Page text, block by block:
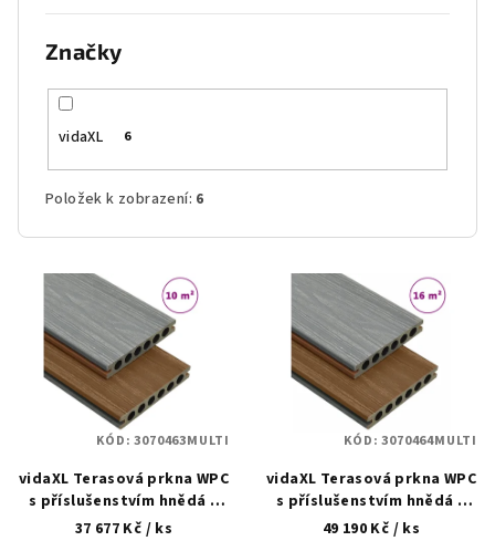
Značky
vidaXL 6
Položek k zobrazení: 6
o
vidaXL Terasová prkna WPC
s příslušenstvím hnědá a
šedá 10 m² 2,2 m
37 677 Kč / ks
KÓD:3070463MULTI
vidaXL Terasová prkna WPC
s příslušenstvím hnědá a
šedá 16 m² 2,2 m
49 190 Kč / ks
KÓD:3070464MULTI